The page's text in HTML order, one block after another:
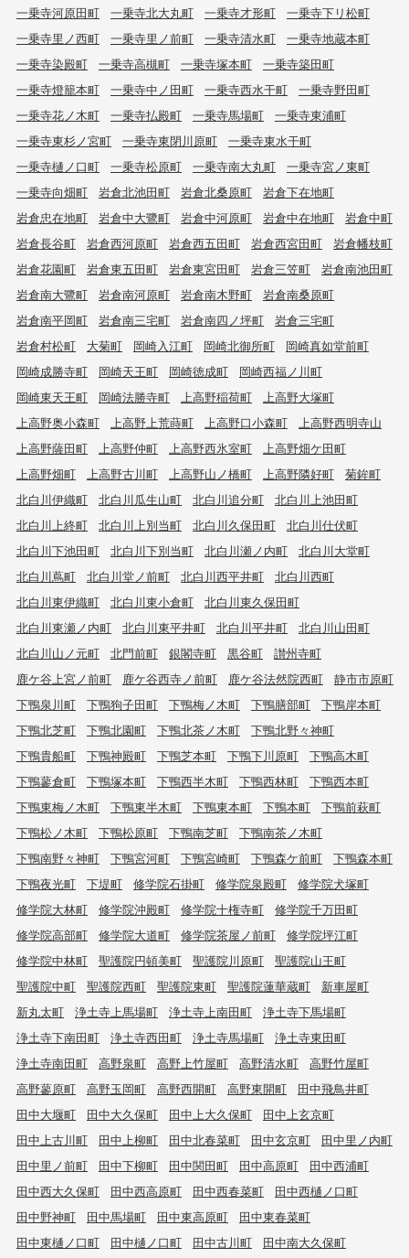
一乗寺河原田町 一乗寺北大丸町 一乗寺才形町
一乗寺下リ松町
一乗寺里ノ西町
一乗寺里ノ前町 一乗寺清水町
一乗寺地蔵本町
一乗寺染殿町
一乗寺高槻町 一乗寺塚本町
一乗寺築田町
一乗寺燈籠本町
一乗寺中ノ田町 一乗寺西水干町
一乗寺野田町
一乗寺花ノ木町
一乗寺払殿町 一乗寺馬場町
一乗寺東浦町
一乗寺東杉ノ宮町
一乗寺東閉川原町
一乗寺東水干町
一乗寺樋ノ口町
一乗寺松原町 一乗寺南大丸町
一乗寺宮ノ東町
一乗寺向畑町
岩倉北池田町 岩倉北桑原町
岩倉下在地町
岩倉忠在地町
岩倉中大鷺町 岩倉中河原町 岩倉中在地町
岩倉中町
岩倉長谷町
岩倉西河原町 岩倉西五田町 岩倉西宮田町
岩倉幡枝町
岩倉花園町
岩倉東五田町 岩倉東宮田町 岩倉三笠町
岩倉南池田町
岩倉南大鷺町
岩倉南河原町 岩倉南木野町
岩倉南桑原町
岩倉南平岡町
岩倉南三宅町 岩倉南四ノ坪町
岩倉三宅町
岩倉村松町
大菊町 岡崎入江町 岡崎北御所町
岡崎真如堂前町
岡崎成勝寺町
岡崎天王町 岡崎徳成町
岡崎西福ノ川町
岡崎東天王町
岡崎法勝寺町 上高野稲荷町
上高野大塚町
上高野奥小森町
上高野上荒蒔町 上高野口小森町
上高野西明寺山
上高野薩田町
上高野仲町 上高野西氷室町
上高野畑ケ田町
上高野畑町
上高野古川町 上高野山ノ橋町 上高野隣好町
菊鉾町
北白川伊織町
北白川瓜生山町 北白川追分町
北白川上池田町
北白川上終町
北白川上別当町 北白川久保田町
北白川仕伏町
北白川下池田町
北白川下別当町 北白川瀬ノ内町
北白川大堂町
北白川蔦町
北白川堂ノ前町 北白川西平井町
北白川西町
北白川東伊織町
北白川東小倉町
北白川東久保田町
北白川東瀬ノ内町
北白川東平井町 北白川平井町
北白川山田町
北白川山ノ元町
北門前町 銀閣寺町 黒谷町
讃州寺町
鹿ケ谷上宮ノ前町
鹿ケ谷西寺ノ前町 鹿ケ谷法然院西町
静市市原町
下鴨泉川町
下鴨狗子田町 下鴨梅ノ木町 下鴨膳部町
下鴨岸本町
下鴨北芝町
下鴨北園町 下鴨北茶ノ木町
下鴨北野々神町
下鴨貴船町
下鴨神殿町 下鴨芝本町 下鴨下川原町
下鴨高木町
下鴨蓼倉町
下鴨塚本町 下鴨西半木町 下鴨西林町
下鴨西本町
下鴨東梅ノ木町
下鴨東半木町 下鴨東本町 下鴨本町
下鴨前萩町
下鴨松ノ木町
下鴨松原町 下鴨南芝町
下鴨南茶ノ木町
下鴨南野々神町
下鴨宮河町 下鴨宮崎町 下鴨森ケ前町
下鴨森本町
下鴨夜光町
下堤町 修学院石掛町 修学院泉殿町
修学院犬塚町
修学院大林町
修学院沖殿町 修学院十権寺町
修学院千万田町
修学院高部町
修学院大道町 修学院茶屋ノ前町
修学院坪江町
修学院中林町
聖護院円頓美町 聖護院川原町
聖護院山王町
聖護院中町
聖護院西町 聖護院東町 聖護院蓮華蔵町
新車屋町
新丸太町
浄土寺上馬場町 浄土寺上南田町
浄土寺下馬場町
浄土寺下南田町
浄土寺西田町 浄土寺馬場町
浄土寺東田町
浄土寺南田町
高野泉町 高野上竹屋町 高野清水町
高野竹屋町
高野蓼原町
高野玉岡町 高野西開町 高野東開町
田中飛鳥井町
田中大堰町
田中大久保町 田中上大久保町
田中上玄京町
田中上古川町
田中上柳町 田中北春菜町 田中玄京町
田中里ノ内町
田中里ノ前町
田中下柳町 田中関田町 田中高原町
田中西浦町
田中西大久保町
田中西高原町 田中西春菜町
田中西樋ノ口町
田中野神町
田中馬場町 田中東高原町
田中東春菜町
田中東樋ノ口町
田中樋ノ口町 田中古川町
田中南大久保町